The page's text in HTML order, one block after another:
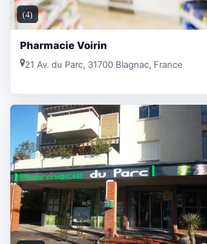
(4)
Pharmacie Voirin
21 Av. du Parc, 31700 Blagnac, France